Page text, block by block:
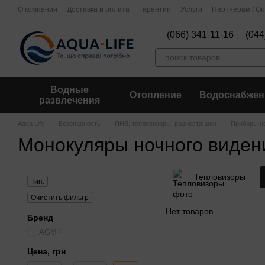
Перейти к основному контенту
О компании Доставка и оплата Гарантии Услуги Партнерам /
(066) 341-11-16
Водные
развлечения
Отопление
Aqua Life Безопасность ПНВ, тепловизоры, радиостанции Приборы
Монокуляры ночного
Тепловизоры
Нет товаров
Тип:
Очистить фильтр
Бренд
AGM
Цена, грн